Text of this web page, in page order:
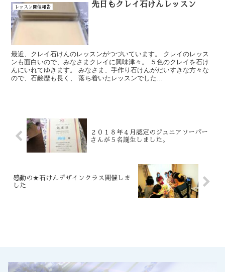
レッスン開催報告 先日もクレイ石けんレッスン
最近、クレイ石けんのレッスンがつづいています。 クレイのレッス
ンも面白いので、みなさまクレイに興味津々。 ５色のクレイを石け
んにいれてゆきます。 みなさま、手作り石けんがだいすきな方々な
ので、石鹸歴も長く、 落ち着いたレッスンでした...
２０１８年４月認定のジュニアソーパー
さんが５名誕生しました。
感動の★石けんデザインクラス開催しま
した